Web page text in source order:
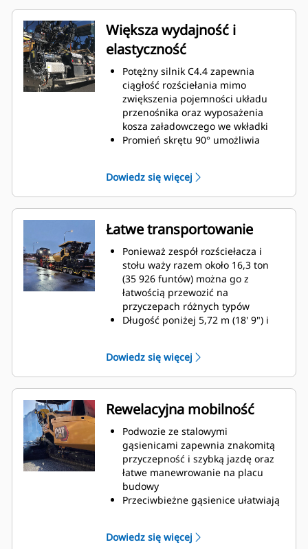
Większa wydajność i
elastyczność
Potężny silnik C4.4 zapewnia
ciągłość rozściełania mimo
zwiększenia pojemności układu
przenośnika oraz wyposażenia
kosza załadowczego we wkładki
Promień skrętu 90° umożliwia
powrotnego przejazdu
Standardowy zakres rozściełania
przy użyciu stołu SE47 VT wynosi
2,4–4,7 m (7' 10" – 15' 4") z
maksymalną szerokością 6,0 m (19'
8")
Standardowy zakres rozściełania
przy użyciu stołu SE50 VT wynosi
2,55–5,0 m (8' – 16' 4") z
maksymalną szerokością 7,64 m
(25')
kruszywa
Dowiedz się więcej
Łatwe transportowanie
Ponieważ zespół rozściełacza i
stołu waży razem około 16,3 ton
(35 926 funtów) można go z
łatwością przewozić na
przyczepach różnych typów
Długość poniżej 5,72 m (18' 9") i
oznaczają, że transport maszyny
nie wymaga specjalnych zezwoleń
Długość poniżej 6,0 m (19' 6") i
szerokość 2,55 m (8' 4") w
przypadku wyposażenia w SE50 VT
i składane klapy tylne oznaczają,
że transport maszyny nie wymaga
specjalnych zezwoleń
Kąt załadunku przodem 15° i
wysoki prześwit przedniego
zderzaka pozwalają na załadunek
konstrukcji przyczepy
Dowiedz się więcej
Rewelacyjna mobilność
Podwozie ze stalowymi
gąsienicami zapewnia znakomitą
przyczepność i szybką jazdę oraz
łatwe manewrowanie na placu
budowy
Przeciwbieżne gąsienice ułatwiają
Układ automatycznego naprężania
Dowiedz się więcej